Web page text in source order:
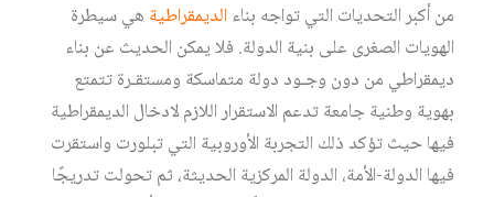
من أكبر التحديات التي تواجه بناءالديمقراطية هي سيطرة
الهويات الصغرى على بنية الدولة. فلا يمكن الحديث عن بناء
ديمقراطي من دون وجـود دولة متماسكة ومستقـرة تتمتع
بهوية وطنية جامعة تدعم الاستقرار اللازم لادخال الديمقراطية
فيها حيث تؤكد ذلك التجربة الأوروبية التي تبلورت واستقرت
فيها الدولة-الأمة، الدولة المركزية الحديثة، ثم تحولت تدريجًا